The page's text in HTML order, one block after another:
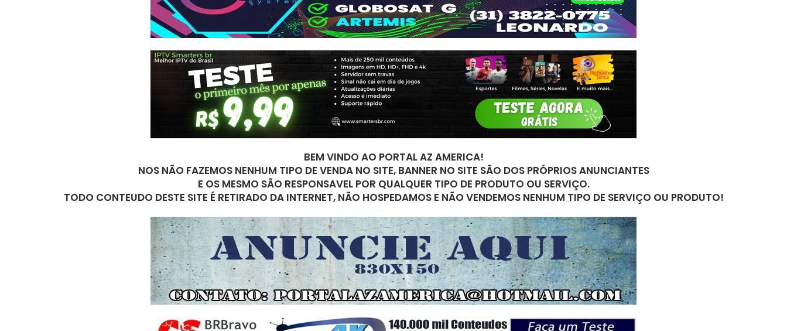
BEM VINDO AO PORTAL AZ AMERICA!
NOS NÃO FAZEMOS NENHUM TIPO DE VENDA NO SITE, BANNER NO SITE SÃO DOS PRÓPRIOS ANUNCIANTES
E OS MESMO SÃO RESPONSAVEL POR QUALQUER TIPO DE PRODUTO OU SERVIÇO.
TODO CONTEUDO DESTE SITE É RETIRADO DA INTERNET, NÃO HOSPEDAMOS E NÃO VENDEMOS NENHUM TIPO DE SERVIÇO OU PRODUTO!